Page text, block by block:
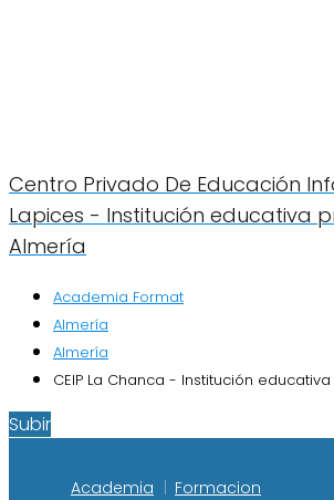
Centro Privado De Educación
Lapices - Institución educativa
Almería
Academia Format
Almería
Almería
CEIP La Chanca - Institución
Subir
Academia Formacion